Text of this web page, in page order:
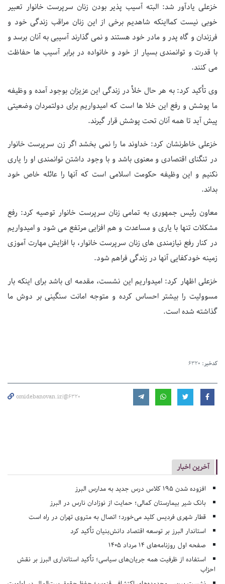
خزعلی یادآور شد: البته آسیب پذیر بودن زنان سرپرست خانوار تعبیر
خوبی نیست کمااینکه شاهدیم برخی از این زنان مراقب زندگی خود و
فرزندان و گاه پدر و مادر خود هستند و نمی گذارند آسیبی به آنان برسد و
با قدرت و توانمندی بسیار از خود و خانواده در برابر آسیب ها حفاظت
می کنند.
وی تأکید کرد: به هر حال خلأ در زندگی این عزیزان بوجود آمده و وظیفه
ما پوشش و رفع این خلا ها است که امیدواریم برای دولتمردان وضعیتی
پیش آید تا همه آنان تحت پوشش قرار گیرند.
خزعلی خاطرنشان کرد: خداوند ما را نمی بخشد اگر زن سرپرست خانوار
در تنگنای اقتصادی و معنوی باشد و با وجود داشتن توانمندی او را یاری
نکنیم و این وظیفه حکومت اسلامی است که آنها را عائله خاص خود
بداند.
معاون رئیس جمهوری به تمامی زنان سرپرست خانوار توصیه کرد: رفع
مشکلات تنها با یاری و مساعدت و هم افزایی مرتفع می شود و امیدواریم
در کنار رفع نیازمندی های زنان سرپرست خانوار، با افزایش مهارت آموزی
زمینه خودکفایی آنها در زندگی فراهم شود.
خزعلی اظهار کرد: امیدواریم این نشست، مقدمه ای باشد برای اینکه بار
مسوولیت را بیشتر احساس کرده و متوجه امانت سنگینی بر دوش ما
گذاشته شده است.
کدخبر: 6320
omidebanovan.ir/@6320
آخرین اخبار
افزوده شدن ۱۹۵ کلاس درس جدید به مدارس البرز
بانک شیر بیمارستان کمالی؛ حمایت از نوزادان نارس در البرز
قطار شهری فردیس کلید می‌خورد؛ اتصال به متروی تهران در راه است
استاندار البرز بر توسعه اقتصاد دانش‌بنیان تأکید کرد
صفحه اول روزنامه‌های 14 مرداد 1405
استفاده از ظرفیت همه جریان‌های سیاسی؛ تأکید استانداری البرز بر نقش
احزاب